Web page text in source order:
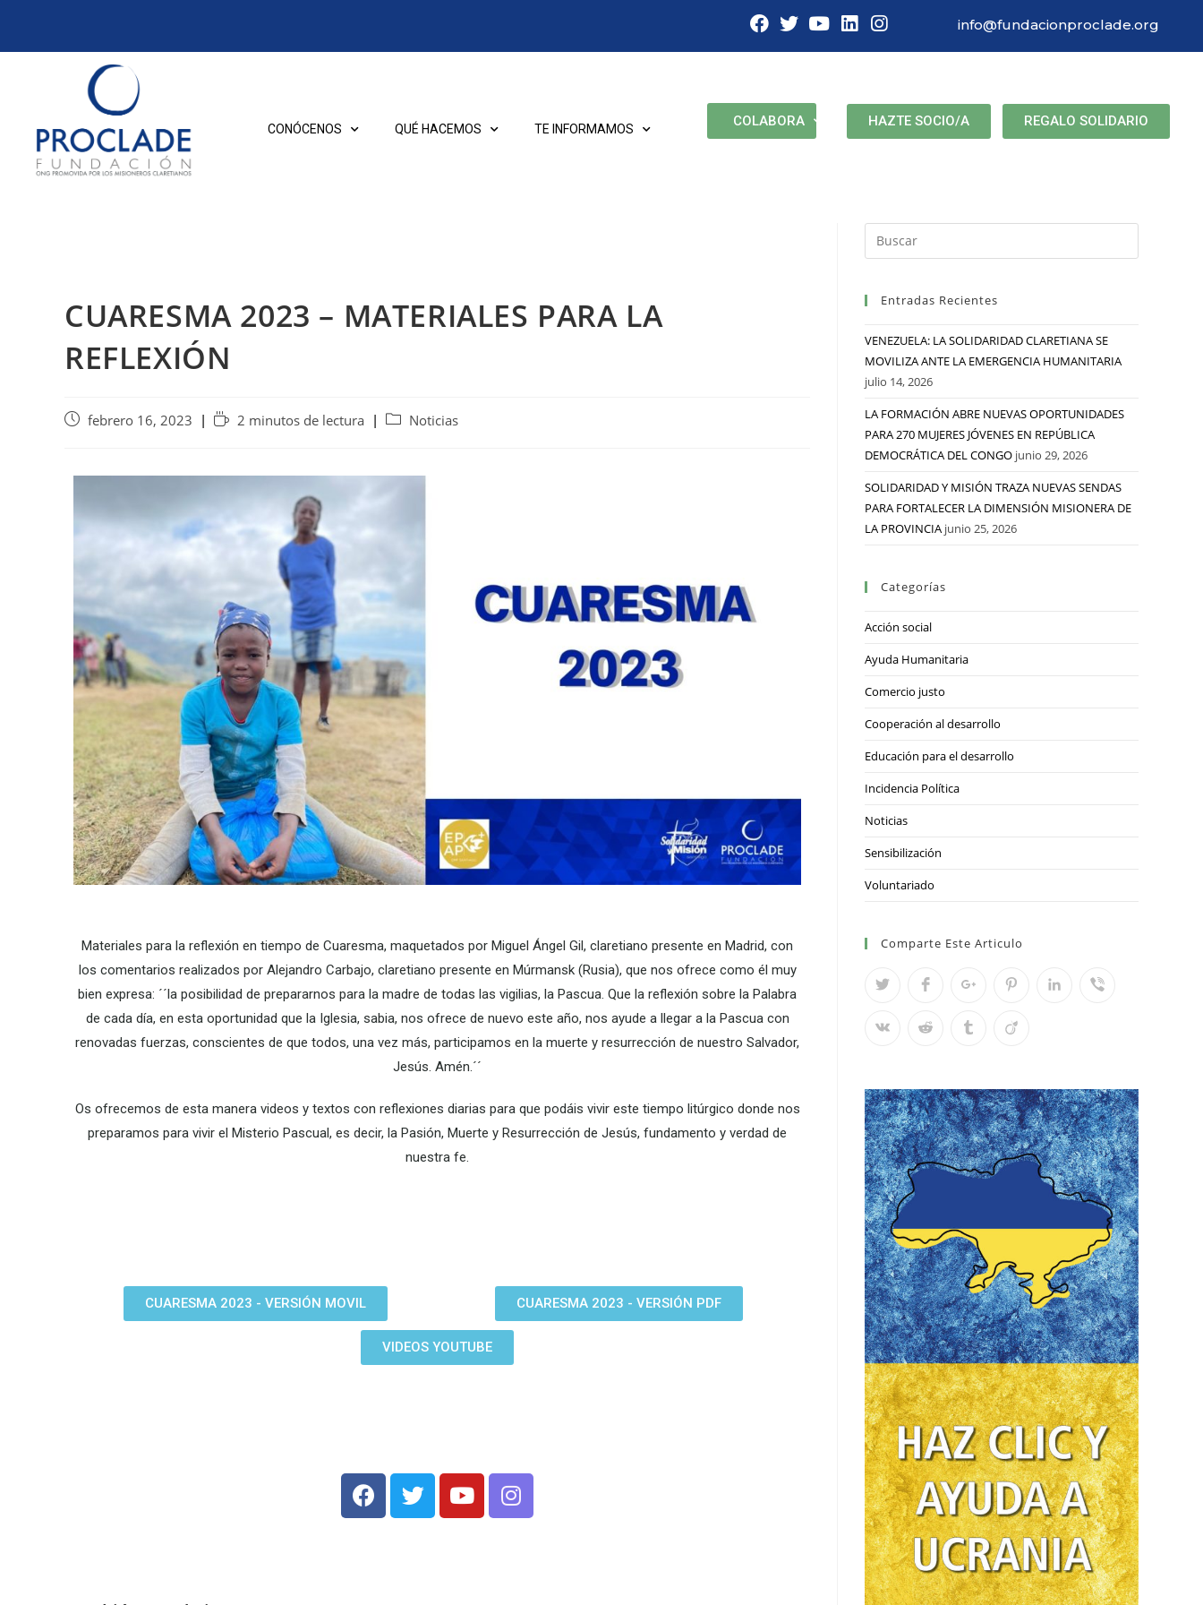
info@fundacionproclade.org
CONÓCENOS QUÉ HACEMOS TE INFORMAMOS COLABORA HAZTE SOCIO/A REGALO SOLIDARIO
CUARESMA 2023 – MATERIALES PARA LA
REFLEXIÓN
febrero 16, 2023 2 minutos de lectura Noticias
Materiales para la reflexión en tiempo de Cuaresma, maquetados por Miguel Ángel Gil, claretiano presente en Madrid, con
los comentarios realizados por Alejandro Carbajo, claretiano presente en Múrmansk (Rusia), que nos ofrece como él muy
bien expresa: ´´la posibilidad de prepararnos para la madre de todas las vigilias, la Pascua. Que la reflexión sobre la Palabra
de cada día, en esta oportunidad que la Iglesia, sabia, nos ofrece de nuevo este año, nos ayude a llegar a la Pascua con
renovadas fuerzas, conscientes de que todos, una vez más, participamos en la muerte y resurrección de nuestro Salvador,
Jesús. Amén.´´
Os ofrecemos de esta manera videos y textos con reflexiones diarias para que podáis vivir este tiempo litúrgico donde nos
preparamos para vivir el Misterio Pascual, es decir, la Pasión, Muerte y Resurrección de Jesús, fundamento y verdad de
nuestra fe.
CUARESMA 2023 - VERSIÓN MOVIL CUARESMA 2023 - VERSIÓN PDF
VIDEOS YOUTUBE
Entradas Recientes
VENEZUELA: LA SOLIDARIDAD CLARETIANA SE
MOVILIZA ANTE LA EMERGENCIA HUMANITARIA
julio 14, 2026
LA FORMACIÓN ABRE NUEVAS OPORTUNIDADES
PARA 270 MUJERES JÓVENES EN REPÚBLICA
DEMOCRÁTICA DEL CONGO junio 29, 2026
SOLIDARIDAD Y MISIÓN TRAZA NUEVAS SENDAS
PARA FORTALECER LA DIMENSIÓN MISIONERA DE
LA PROVINCIA junio 25, 2026
Categorías
Acción social
Ayuda Humanitaria
Comercio justo
Cooperación al desarrollo
Educación para el desarrollo
Incidencia Política
Noticias
Sensibilización
Voluntariado
Comparte Este Articulo